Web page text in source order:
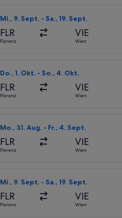
Mi., 9. Sept. - Sa., 19. Sept.
FLR
Florenz
VIE
Wien
Do., 1. Okt. - So., 4. Okt.
FLR
Florenz
VIE
Wien
Mo., 31. Aug. - Fr., 4. Sept.
FLR
Florenz
VIE
Wien
Mi., 9. Sept. - Sa., 19. Sept.
FLR
Florenz
VIE
Wien